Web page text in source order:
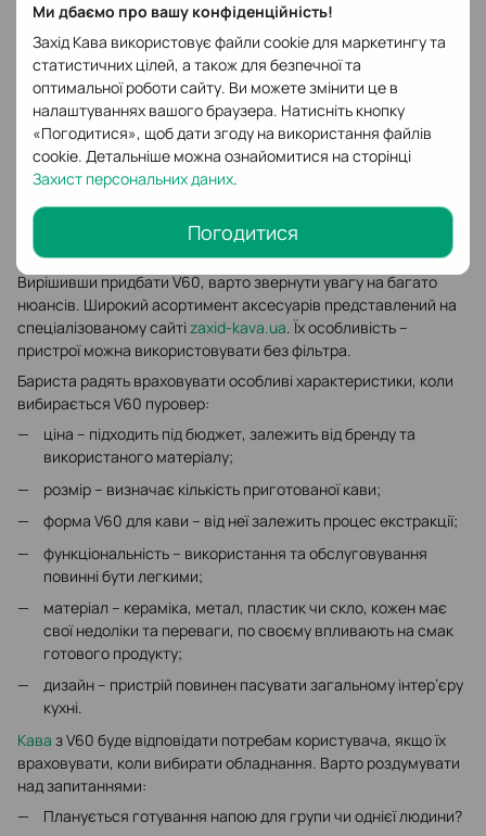
Ми дбаємо про вашу конфіденційність!
Захід Кава використовує файли cookie для маркетингу та
статистичних цілей, а також для безпечної та
оптимальної роботи сайту. Ви можете змінити це в
налаштуваннях вашого браузера. Натисніть кнопку
«Погодитися», щоб дати згоду на використання файлів
cookie. Детальніше можна ознайомитися на сторінці
Захист персональних даних.
Погодитися
готова фільтр-кава з чистим та насиченим посмаком.
Пуровер В60 оцінить той, хто готовий приділити час на
створення чудового, дивовижного смаку кави, для кого
важливі найменші деталі приготування. Найкращого
результату легко досягнути при наявності відповідного
досвіду та навичок. На противагу, гейзерна кавоварка дає
постійно швидкий та насичений смак кави, який неможливо
урізноманітнити. Враховуючи основні відмінності воронки для
кави та інших
, легше зробити правильний вибір.
Як вибрати пуровер для кави?
Вирішивши придбати V60, варто звернути увагу на багато
нюансів. Широкий асортимент аксесуарів представлений на
спеціалізованому сайті zaxid-kava.ua. Їх особливість –
пристрої можна використовувати без фільтра.
Бариста радять враховувати особливі характеристики, коли
вибирається V60 пуровер:
ціна – підходить під бюджет, залежить від бренду та
використаного матеріалу;
розмір – визначає кількість приготованої кави;
форма V60 для кави – від неї залежить процес екстракції;
функціональність – використання та обслуговування
повинні бути легкими;
матеріал – кераміка, метал, пластик чи скло, кожен має
свої недоліки та переваги, по своєму впливають на смак
готового продукту;
дизайн – пристрій повинен пасувати загальному інтер’єру
кухні.
Кава з V60 буде відповідати потребам користувача, якщо їх
враховувати, коли вибирати обладнання. Варто роздумувати
над запитаннями:
Планується готування напою для групи чи однієї людини?